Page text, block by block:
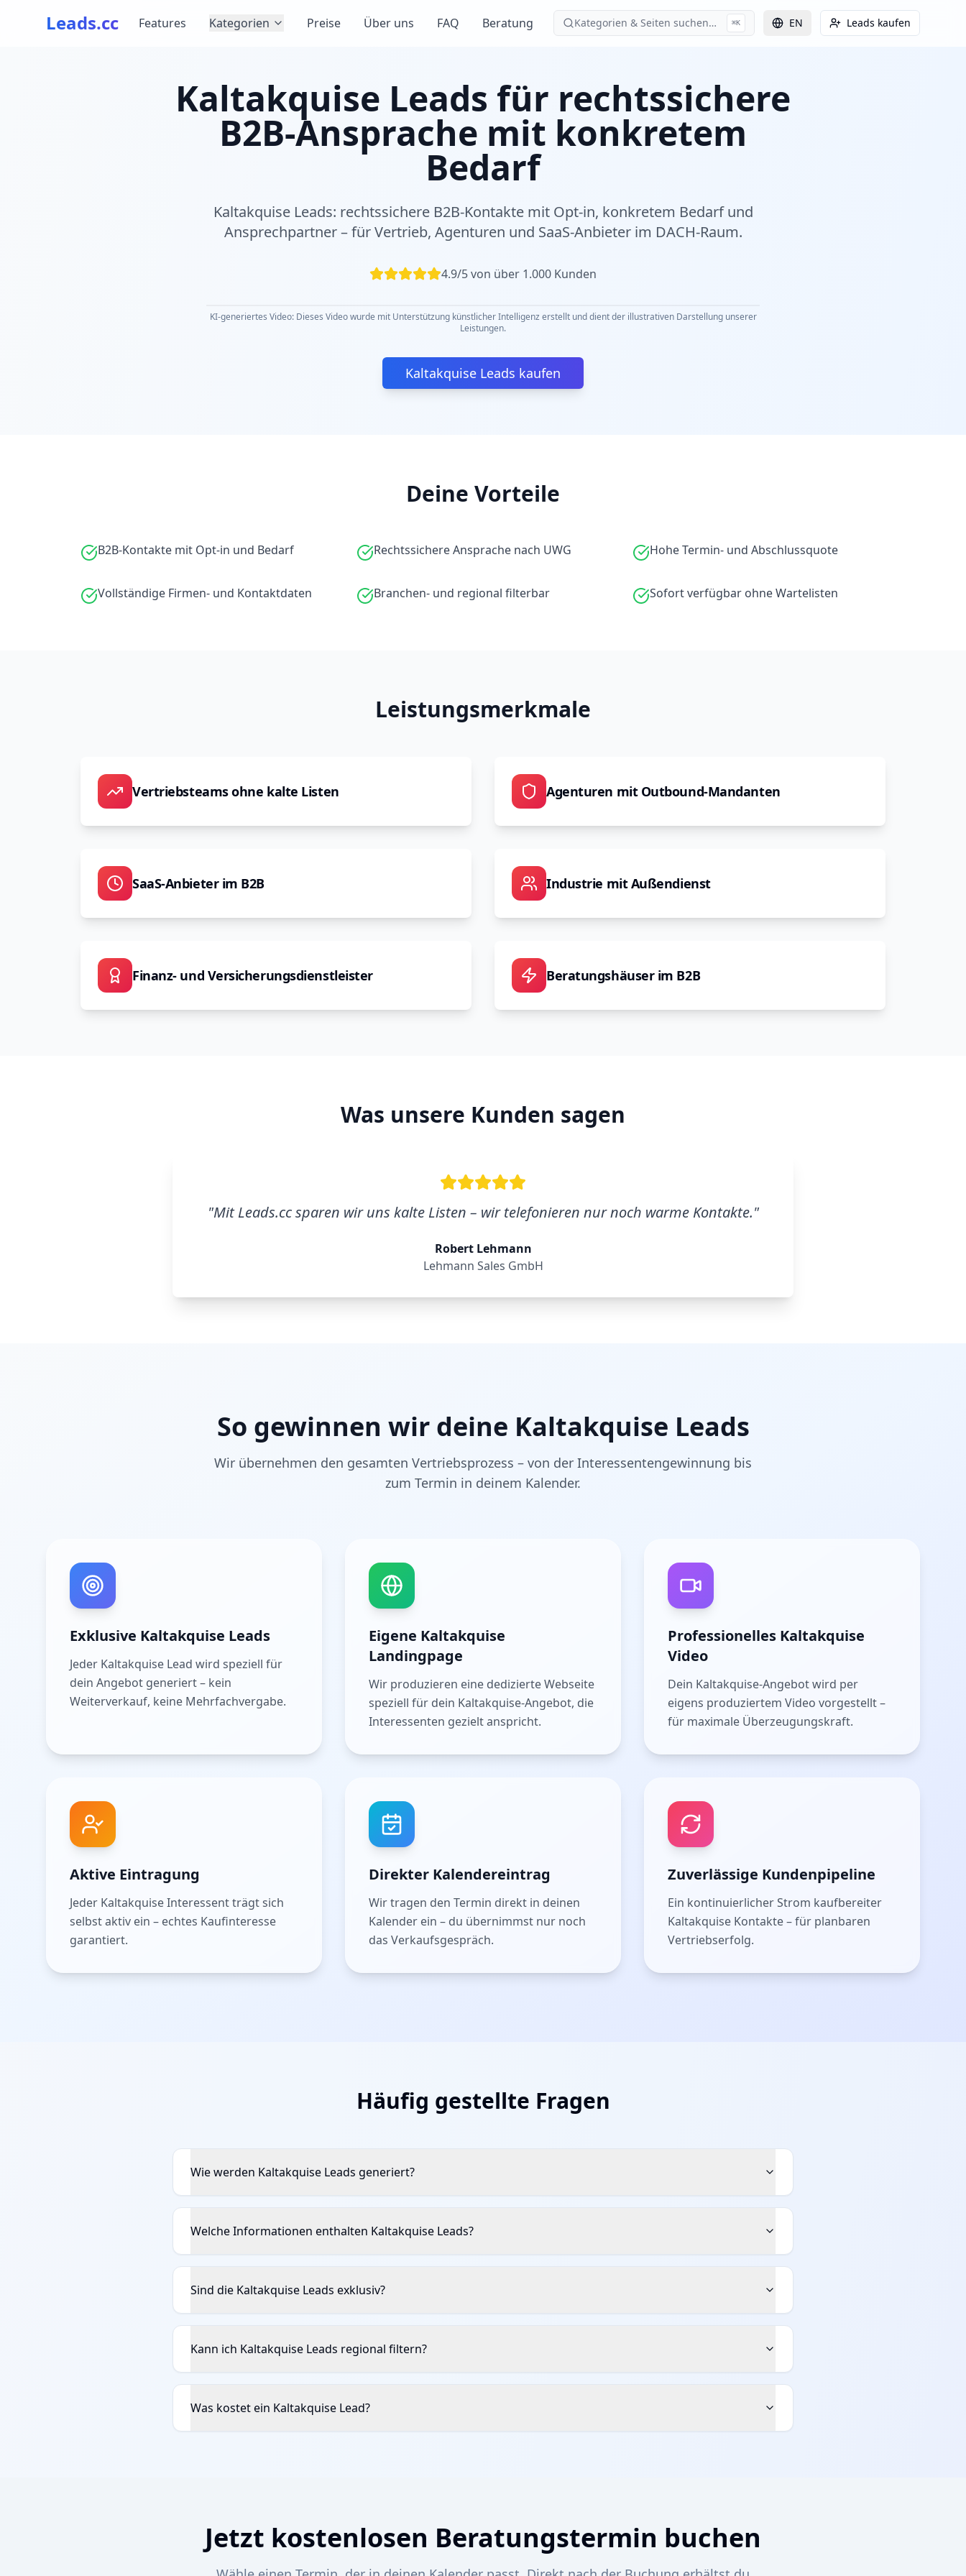
Leads.cc Features Kategorien Preise Über uns FAQ Beratung Kategorien & Seiten suchen… ⌘K EN Leads kaufen
Kaltakquise Leads für rechtssichere
B2B-Ansprache mit konkretem
Bedarf
Kaltakquise Leads: rechtssichere B2B-Kontakte mit Opt-in, konkretem Bedarf und
Ansprechpartner – für Vertrieb, Agenturen und SaaS-Anbieter im DACH-Raum.
4.9/5 von über 1.000 Kunden
KI-generiertes Video: Dieses Video wurde mit Unterstützung künstlicher Intelligenz erstellt und dient der illustrativen Darstellung unserer
Leistungen.
Kaltakquise Leads kaufen
Deine Vorteile
B2B-Kontakte mit Opt-in und Bedarf Rechtssichere Ansprache nach UWG Hohe Termin- und Abschlussquote
Vollständige Firmen- und Kontaktdaten Branchen- und regional filterbar Sofort verfügbar ohne Wartelisten
Leistungsmerkmale
Vertriebsteams ohne kalte Listen Agenturen mit Outbound-Mandanten
SaaS-Anbieter im B2B Industrie mit Außendienst
Finanz- und Versicherungsdienstleister Beratungshäuser im B2B
Was unsere Kunden sagen
"Mit Leads.cc sparen wir uns kalte Listen – wir telefonieren nur noch warme Kontakte."
Robert Lehmann
Lehmann Sales GmbH
So gewinnen wir deine Kaltakquise Leads
Wir übernehmen den gesamten Vertriebsprozess – von der Interessentengewinnung bis
zum Termin in deinem Kalender.
Exklusive Kaltakquise Leads
Jeder Kaltakquise Lead wird speziell für
dein Angebot generiert – kein
Weiterverkauf, keine Mehrfachvergabe.
Eigene Kaltakquise
Landingpage
Wir produzieren eine dedizierte Webseite
speziell für dein Kaltakquise-Angebot, die
Interessenten gezielt anspricht.
Professionelles Kaltakquise
Video
Dein Kaltakquise-Angebot wird per
eigens produziertem Video vorgestellt –
für maximale Überzeugungskraft.
Aktive Eintragung
Jeder Kaltakquise Interessent trägt sich
selbst aktiv ein – echtes Kaufinteresse
garantiert.
Direkter Kalendereintrag
Wir tragen den Termin direkt in deinen
Kalender ein – du übernimmst nur noch
das Verkaufsgespräch.
Zuverlässige Kundenpipeline
Ein kontinuierlicher Strom kaufbereiter
Kaltakquise Kontakte – für planbaren
Vertriebserfolg.
Häufig gestellte Fragen
Wie werden Kaltakquise Leads generiert?
Welche Informationen enthalten Kaltakquise Leads?
Sind die Kaltakquise Leads exklusiv?
Kann ich Kaltakquise Leads regional filtern?
Was kostet ein Kaltakquise Lead?
Jetzt kostenlosen Beratungstermin buchen